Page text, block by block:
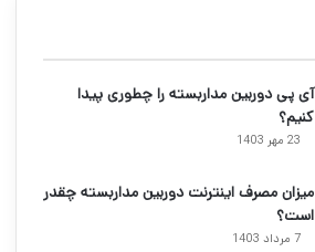
آی پی دوربین مداربسته را چطوری پیدا
کنیم؟
23 مهر 1403
میزان مصرف اینترنت دوربین مداربسته چقدر
است؟
7 مرداد 1403